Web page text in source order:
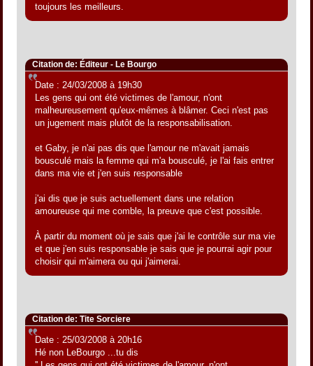
toujours les meilleurs.
Citation de: Éditeur - Le Bourgo
Date : 24/03/2008 à 19h30
Les gens qui ont été victimes de l'amour, n'ont
malheureusement qu'eux-mêmes à blâmer. Ceci n'est pas
un jugement mais plutôt de la responsabilisation.
et Gaby, je n'ai pas dis que l'amour ne m'avait jamais
bousculé mais la femme qui m'a bousculé, je l'ai fais entrer
dans ma vie et j'en suis responsable
j'ai dis que je suis actuellement dans une relation
amoureuse qui me comble, la preuve que c'est possible.
À partir du moment où je sais que j'ai le contrôle sur ma vie
et que j'en suis responsable je sais que je pourrai agir pour
choisir qui m'aimera ou qui j'aimerai.
Citation de: Tite Sorciere
Date : 25/03/2008 à 20h16
Hé non LeBourgo ...tu dis